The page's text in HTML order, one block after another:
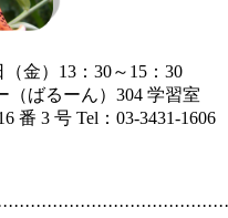
（金） 13 ： 30～ 15 ： 30
ばるーん） 304 学習室
番 3 号 Tel ： 03-3431-1606